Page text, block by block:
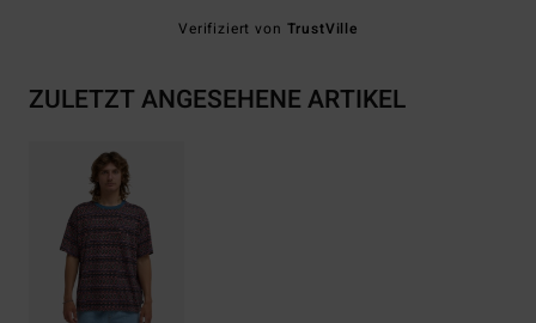
Verifiziert von TrustVille
ZULETZT ANGESEHENE ARTIKEL